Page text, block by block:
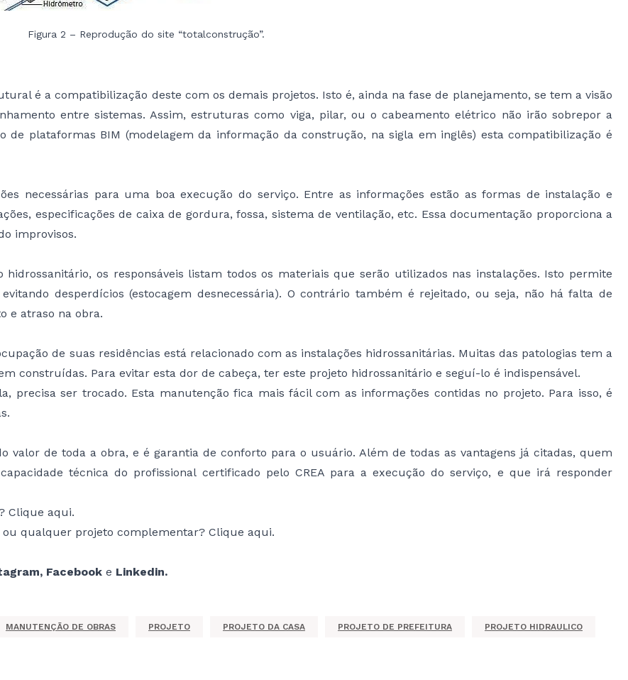
Figura 2 – Reprodução do site “totalconstrução”.
é a compatibilização deste com os demais projetos. Isto é, ainda na fase de planejamento, se tem a visão
entre sistemas. Assim, estruturas como viga, pilar, ou o cabeamento elétrico não irão sobrepor a
plataformas BIM (modelagem da informação da construção, na sigla em inglês) esta compatibilização é
necessárias para uma boa execução do serviço. Entre as informações estão as formas de instalação e
especificações de caixa de gordura, fossa, sistema de ventilação, etc. Essa documentação proporciona a
improvisos.
os responsáveis listam todos os materiais que serão utilizados nas instalações. Isto permite
desperdícios (estocagem desnecessária). O contrário também é rejeitado, ou seja, não há falta de
e atraso na obra.
de suas residências está relacionado com as instalações hidrossanitárias. Muitas das patologias tem a
construídas. Para evitar esta dor de cabeça, ter este projeto hidrossanitário e seguí-lo é indispensável.
ser trocado. Esta manutenção fica mais fácil com as informações contidas no projeto. Para isso, é
valor de toda a obra, e é garantia de conforto para o usuário. Além de todas as vantagens já citadas, quem
técnica do profissional certificado pelo CREA para a execução do serviço, e que irá responder
Clique aqui.
qualquer projeto complementar? Clique aqui.
, Facebook e Linkedin.
MANUTENÇÃO DE OBRAS PROJETO PROJETO DA CASA PROJETO DE PREFEITURA PROJETO HIDRAULICO